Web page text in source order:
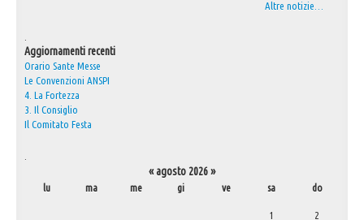
Altre notizie…
Aggiornamenti recenti
Orario Sante Messe
Le Convenzioni ANSPI
4. La Fortezza
3. Il Consiglio
Il Comitato Festa
«agosto 2026»
lu ma me gi ve sa do
1 2